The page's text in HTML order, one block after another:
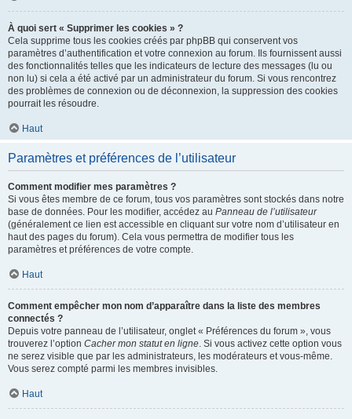
À quoi sert « Supprimer les cookies » ?
Cela supprime tous les cookies créés par phpBB qui conservent vos
paramètres d’authentification et votre connexion au forum. Ils fournissent aussi
des fonctionnalités telles que les indicateurs de lecture des messages (lu ou
non lu) si cela a été activé par un administrateur du forum. Si vous rencontrez
des problèmes de connexion ou de déconnexion, la suppression des cookies
pourrait les résoudre.
Haut
Paramètres et préférences de l’utilisateur
Comment modifier mes paramètres ?
Si vous êtes membre de ce forum, tous vos paramètres sont stockés dans notre
base de données. Pour les modifier, accédez au Panneau de l’utilisateur
(généralement ce lien est accessible en cliquant sur votre nom d’utilisateur en
haut des pages du forum). Cela vous permettra de modifier tous les
paramètres et préférences de votre compte.
Haut
Comment empêcher mon nom d’apparaître dans la liste des membres
connectés ?
Depuis votre panneau de l’utilisateur, onglet « Préférences du forum », vous
trouverez l’option Cacher mon statut en ligne. Si vous activez cette option vous
ne serez visible que par les administrateurs, les modérateurs et vous-même.
Vous serez compté parmi les membres invisibles.
Haut